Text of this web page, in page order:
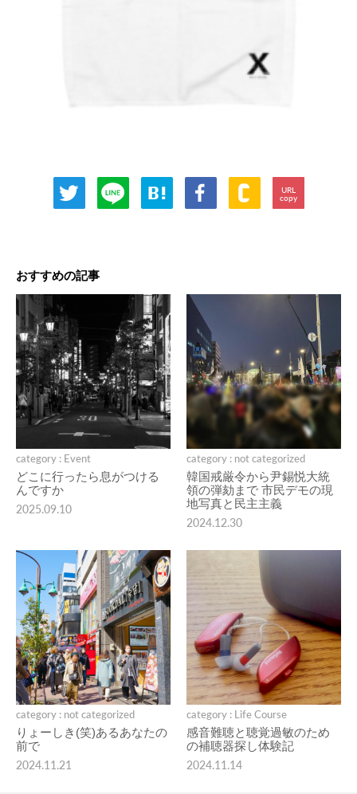
URL
copy
おすすめの記事
category : Event
どこに行ったら息がつける
んですか
2025.09.10
category : not categorized
韓国戒厳令から尹錫悦大統
領の弾劾まで 市民デモの現
地写真と民主主義
2024.12.30
category : not categorized
りょーしき(笑)あるあなたの
前で
2024.11.21
category : Life Course
感音難聴と聴覚過敏のため
の補聴器探し体験記
2024.11.14